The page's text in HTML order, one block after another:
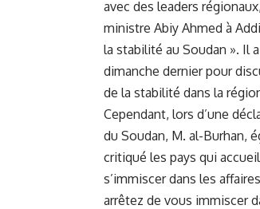
avec ⁤des leaders
ministre Abiy Ahmed à
la stabilité​ au Soudan ». Il
dimanche dernier⁣ pour
de la ‍stabilité ⁢dans la
Cependant, lors d’une
du Soudan, M. al-Burhan,
‌critiqué les pays qui
s’immiscer ​dans les
arrêtez de vous immiscer